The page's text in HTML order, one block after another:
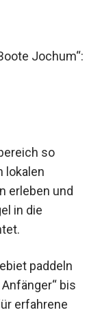
Jochum“:
so
lokalen
erleben und
in die
paddeln
bis
erfahrene